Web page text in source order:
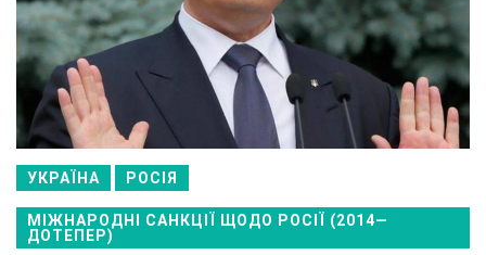
УКРАЇНА РОСІЯ
МІЖНАРОДНІ САНКЦІЇ ЩОДО РОСІЇ (2014—
ДОТЕПЕР)